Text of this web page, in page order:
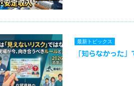
最新トピックス
「知らなかった